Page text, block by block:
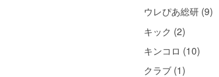
ウレぴあ総研 (9)
キック (2)
キンコロ (10)
クラブ (1)